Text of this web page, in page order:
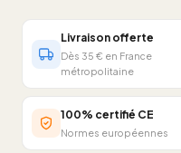
Livraison offerte
Dès 35 € en France
métropolitaine
100% certifié CE
Normes européennes